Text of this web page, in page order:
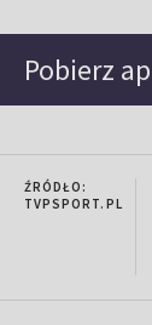
Pobierz
ŹRÓDŁO:
TVPSPORT.PL